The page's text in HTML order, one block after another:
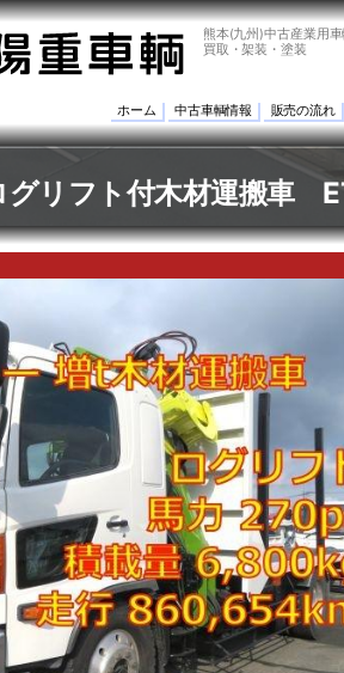
熊本(九州)中古産業用車
買取・架装・塗装
ホーム 中古車輌情報 販売の流れ
グリフト付木材運搬車